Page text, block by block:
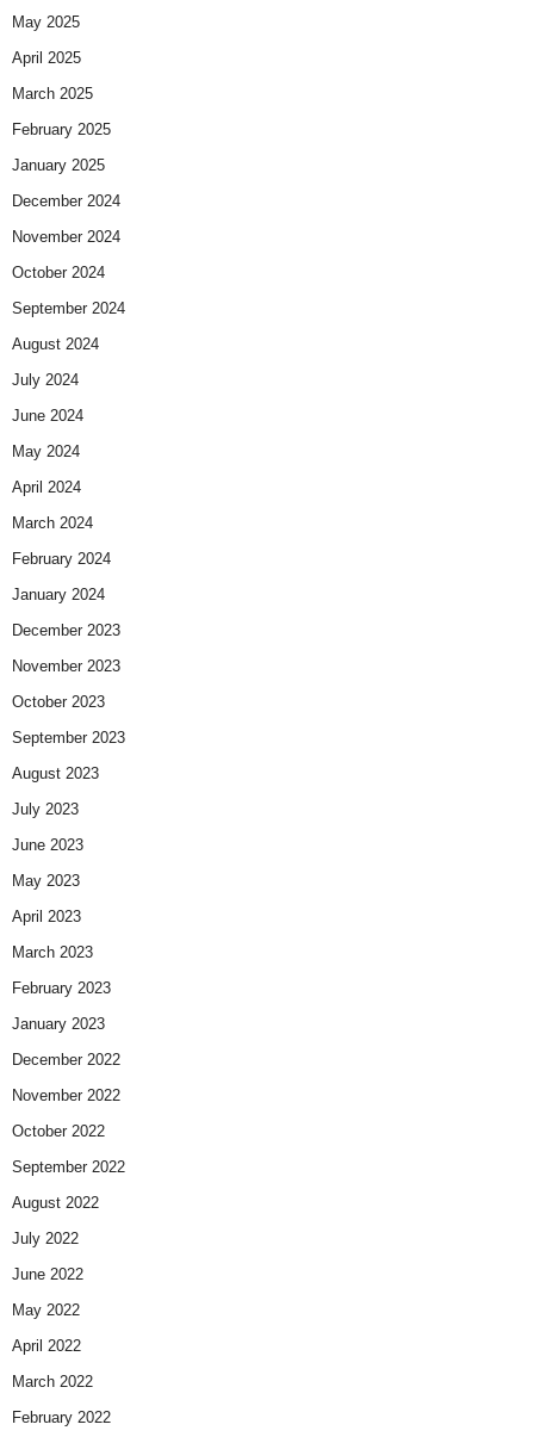
May 2025
April 2025
March 2025
February 2025
January 2025
December 2024
November 2024
October 2024
September 2024
August 2024
July 2024
June 2024
May 2024
April 2024
March 2024
February 2024
January 2024
December 2023
November 2023
October 2023
September 2023
August 2023
July 2023
June 2023
May 2023
April 2023
March 2023
February 2023
January 2023
December 2022
November 2022
October 2022
September 2022
August 2022
July 2022
June 2022
May 2022
April 2022
March 2022
February 2022